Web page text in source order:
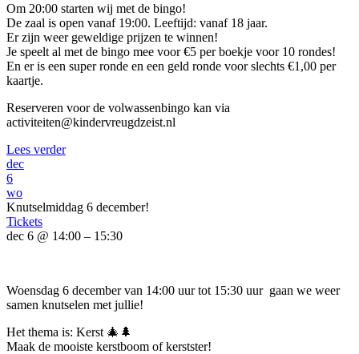
Om 20:00 starten wij met de bingo!
De zaal is open vanaf 19:00. Leeftijd: vanaf 18 jaar.
Er zijn weer geweldige prijzen te winnen!
Je speelt al met de bingo mee voor €5 per boekje voor 10 rondes!
En er is een super ronde en een geld ronde voor slechts €1,00 per
kaartje.
Reserveren voor de volwassenbingo kan via
activiteiten@kindervreugdzeist.nl
Lees verder
dec
6
wo
Knutselmiddag 6 december!
Tickets
dec 6 @ 14:00 – 15:30
Woensdag 6 december van 14:00 uur tot 15:30 uur gaan we weer
samen knutselen met jullie!
Het thema is: Kerst 🎄🌲
Maak de mooiste kerstboom of kerstster!